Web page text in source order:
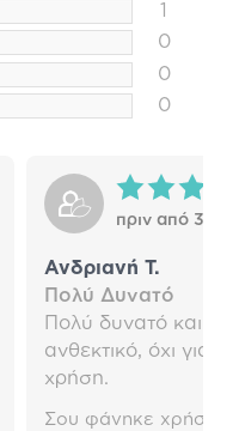
1
0
0
0
πριν από 3
Ανδριανή Τ.
Πολύ Δυνατό
Πολύ δυνατό και
ανθεκτικό, όχι για
χρήση.
Σου φάνηκε χρήσιμη